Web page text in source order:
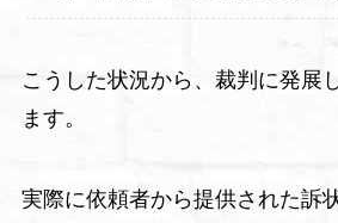
こうした状況から、裁判に発展
ます。
実際に依頼者から提供された訴